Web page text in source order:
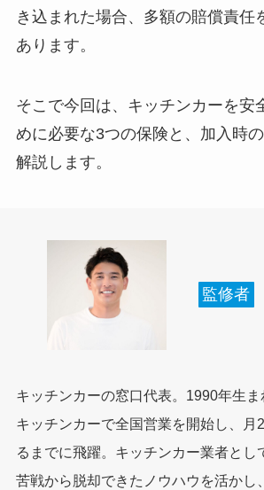
き込まれた場合、多額の賠償責任
あります。
そこで今回は、キッチンカーを安
めに必要な3つの保険と、加入時
解説します。
監修者
キッチンカーの窓口代表。1990年生
キッチンカーで全国営業を開始し、月
るまでに飛躍。キッチンカー業者とし
苦戦から脱却できたノウハウを活かし